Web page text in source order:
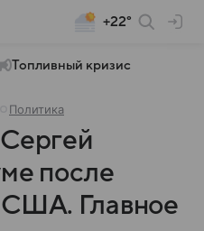
+22°
Топливный кризис
Политика
после
США. Главное